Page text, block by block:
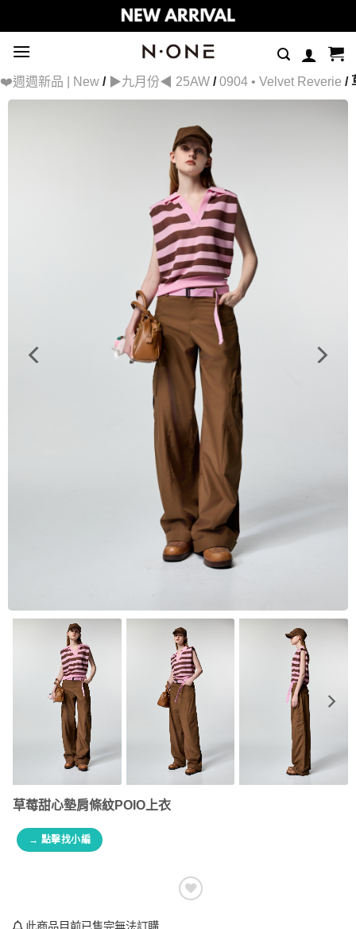
to
content
❤️週週新品 | New / ▶九月份◀ 25AW /0904 • Velvet Reverie /
草莓甜心墊肩條紋POIO上衣
→ 點擊找小編